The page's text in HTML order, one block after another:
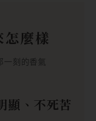
麼樣
一刻的香氣
顯、不死苦